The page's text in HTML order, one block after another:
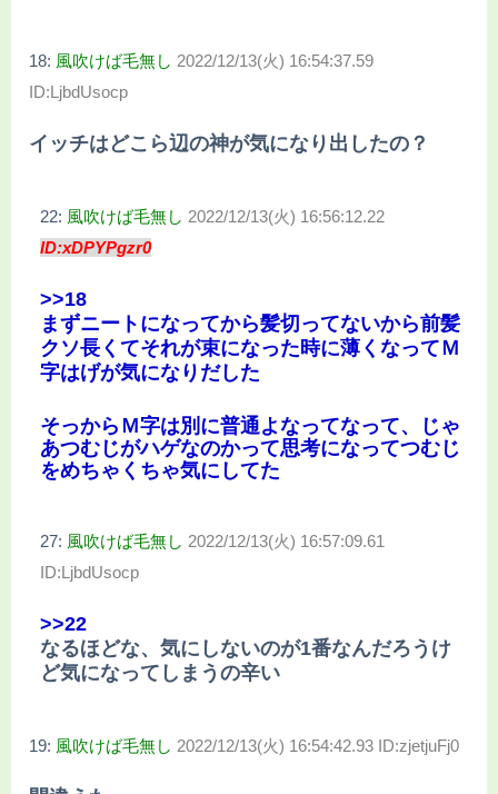
18: 風吹けば毛無し 2022/12/13(火) 16:54:37.59
ID:LjbdUsocp
イッチはどこら辺の神が気になり出したの？
22: 風吹けば毛無し 2022/12/13(火) 16:56:12.22
ID:xDPYPgzr0
>>18
まずニートになってから髪切ってないから前髪
クソ長くてそれが束になった時に薄くなってＭ
字はげが気になりだした
そっからＭ字は別に普通よなってなって、じゃ
あつむじがハゲなのかって思考になってつむじ
をめちゃくちゃ気にしてた
27: 風吹けば毛無し 2022/12/13(火) 16:57:09.61
ID:LjbdUsocp
>>22
なるほどな、気にしないのが1番なんだろうけ
ど気になってしまうの辛い
19: 風吹けば毛無し 2022/12/13(火) 16:54:42.93 ID:zjetjuFj0